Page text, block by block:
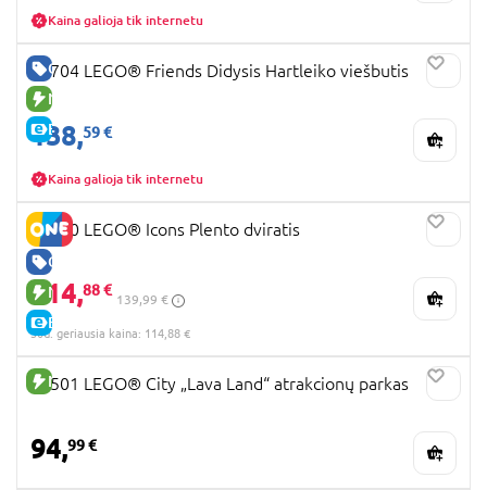
Kaina galioja tik internetu
GERA KAINA
NAUJA PREKĖ
E-KAINA
42704 LEGO® Friends Didysis Hartleiko viešbutis
138,59 €
Kaina galioja tik internetu
GERA KAINA
NAUJA PREKĖ
E-KAINA
11380 LEGO® Icons Plento dviratis
114,88 €
139,99 €
30d. geriausia kaina: 114,88 €
NAUJA PREKĖ
60501 LEGO® City „Lava Land“ atrakcionų parkas
94,99 €